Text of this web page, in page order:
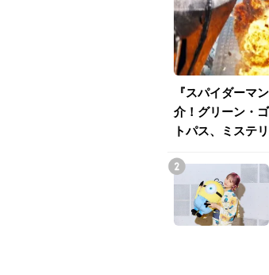
『スパイダーマ
介！グリーン・
トパス、ミステ